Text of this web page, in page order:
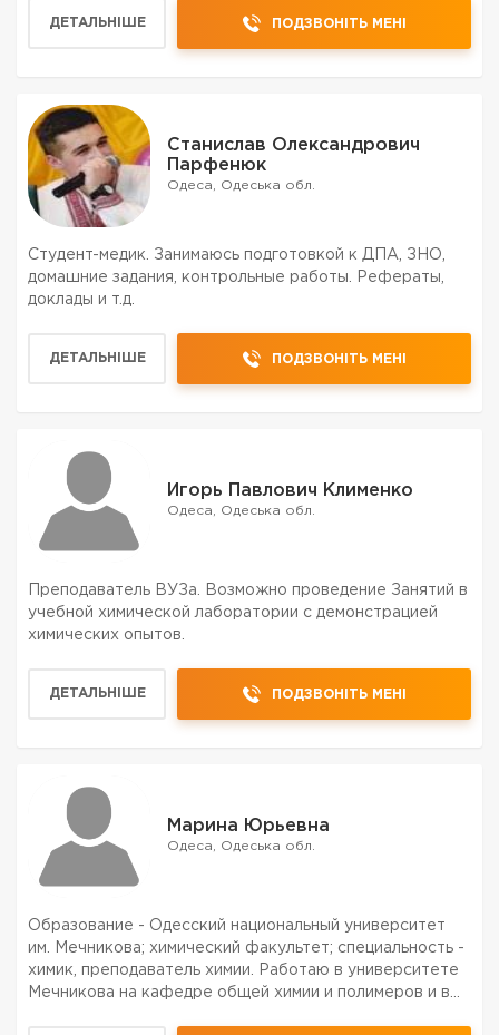
ДЕТАЛЬНІШЕ ПОДЗВОНІТЬ МЕНІ
Станислав Олександрович
Парфенюк
Одеса, Одеська обл.
Студент-медик. Занимаюсь подготовкой к ДПА, ЗНО,
домашние задания, контрольные работы. Рефераты,
доклады и т.д.
ДЕТАЛЬНІШЕ ПОДЗВОНІТЬ МЕНІ
Игорь Павлович Клименко
Одеса, Одеська обл.
Преподаватель ВУЗа. Возможно проведение Занятий в
учебной химической лаборатории с демонстрацией
химических опытов.
ДЕТАЛЬНІШЕ ПОДЗВОНІТЬ МЕНІ
Марина Юрьевна
Одеса, Одеська обл.
Образование - Одесский национальный университет
им. Мечникова; химический факультет; специальность -
химик, преподаватель химии. Работаю в университете
Мечникова на кафедре общей химии и полимеров и в